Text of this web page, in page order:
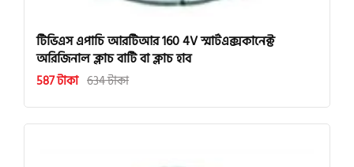
টিভিএস এপাচি আরটিআর 160 4V স্মার্টএক্সকানেক্ট
অরিজিনাল ক্লাচ বাটি বা ক্লাচ হাব
587 টাকা 634 টাকা